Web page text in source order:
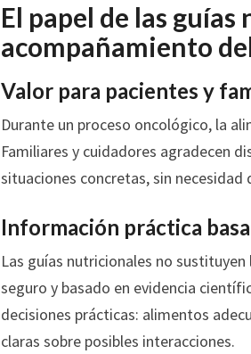
El papel de las
acompañamiento
Valor para pacientes y
Durante un proceso oncológico, la
Familiares y cuidadores agradecen
situaciones concretas, sin
Información práctica
Las guías nutricionales no
seguro y basado en evidencia
decisiones prácticas: alimentos
claras sobre posibles interacciones.